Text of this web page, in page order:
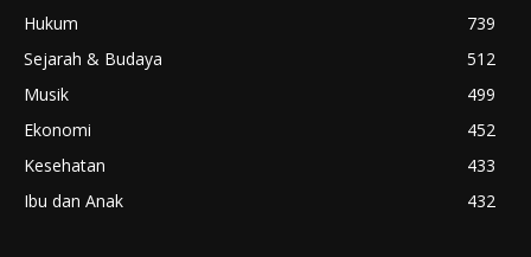
Hukum
739
Sejarah & Budaya
512
Musik
499
Ekonomi
452
Kesehatan
433
Ibu dan Anak
432